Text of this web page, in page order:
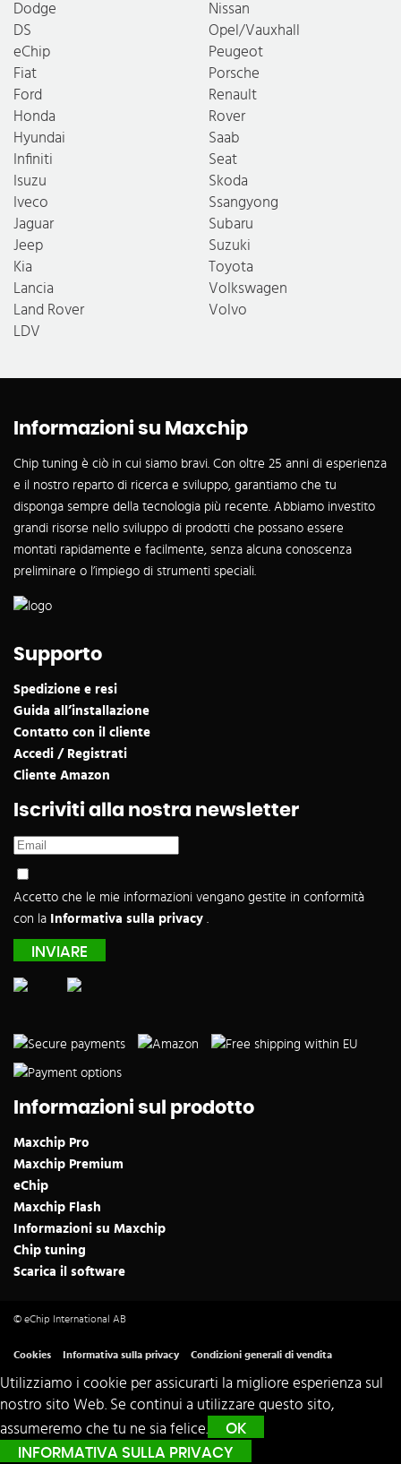
Dodge
DS
eChip
Fiat
Ford
Honda
Hyundai
Infiniti
Isuzu
Iveco
Jaguar
Jeep
Kia
Lancia
Land Rover
LDV
Nissan
Opel/Vauxhall
Peugeot
Porsche
Renault
Rover
Saab
Seat
Skoda
Ssangyong
Subaru
Suzuki
Toyota
Volkswagen
Volvo
Informazioni su Maxchip
Chip tuning è ciò in cui siamo bravi. Con oltre 25 anni di esperienza
e il nostro reparto di ricerca e sviluppo, garantiamo che tu
disponga sempre della tecnologia più recente. Abbiamo investito
grandi risorse nello sviluppo di prodotti che possano essere
montati rapidamente e facilmente, senza alcuna conoscenza
preliminare o l’impiego di strumenti speciali.
Supporto
Spedizione e resi
Guida all’installazione
Contatto con il cliente
Accedi / Registrati
Cliente Amazon
Iscriviti alla nostra newsletter
Accetto che le mie informazioni vengano gestite in conformità
con la
Informativa sulla privacy .
Informazioni sul prodotto
Maxchip Pro
Maxchip Premium
eChip
Maxchip Flash
Informazioni su Maxchip
Chip tuning
Scarica il software
© eChip International AB
Cookies Informativa sulla privacy Condizioni generali di vendita
Utilizziamo i cookie per assicurarti la migliore esperienza sul
nostro sito Web. Se continui a utilizzare questo sito,
assumeremo che tu ne sia felice.
OK
INFORMATIVA SULLA PRIVACY